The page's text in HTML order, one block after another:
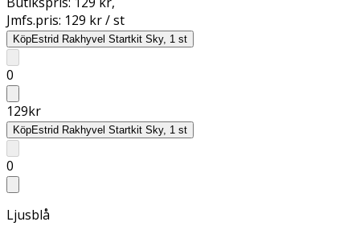
Jmfs.pris: 129 kr / st
KöpEstrid Rakhyvel Startkit Sky, 1 st
0
129kr
KöpEstrid Rakhyvel Startkit Sky, 1 st
0
Ljusblå